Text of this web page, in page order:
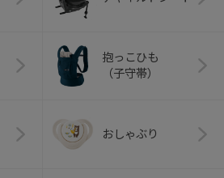
抱っこひも
（子守帯）
おしゃぶり